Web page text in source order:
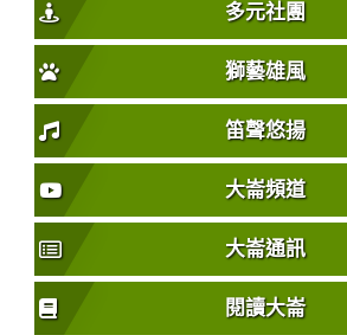
多元社團
獅藝雄風
笛聲悠揚
大崙頻道
大崙通訊
閱讀大崙